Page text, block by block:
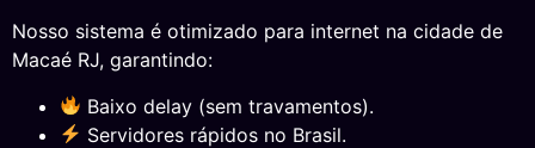
Nosso sistema é otimizado para internet na cidade de
Macaé RJ, garantindo:
Baixo delay (sem travamentos).
Servidores rápidos no Brasil.